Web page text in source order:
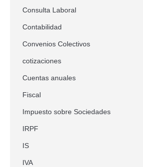
Consulta Laboral
Contabilidad
Convenios Colectivos
cotizaciones
Cuentas anuales
Fiscal
Impuesto sobre Sociedades
IRPF
IS
IVA